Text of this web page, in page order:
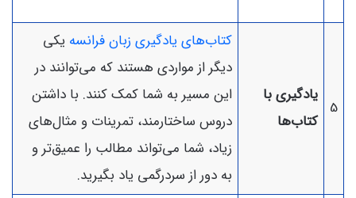
5
یادگیری با
کتاب‌ها
کتاب‌های یادگیری زبان فرانسه یکی
دیگر از مواردی هستند که می‌توانند در
این مسیر به شما کمک کنند. با داشتن
دروس ساختارمند، تمرینات و مثال‌های
زیاد، شما می‌تواند مطالب را عمیق‌تر و
به دور از سردرگمی یاد بگیرید.